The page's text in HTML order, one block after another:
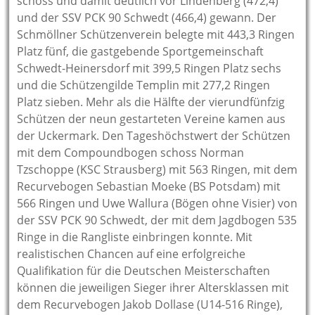
und der SSV PCK 90 Schwedt (466,4) gewann. Der
Schmöllner Schützenverein belegte mit 443,3 Ringen
Platz fünf, die gastgebende Sportgemeinschaft
Schwedt-Heinersdorf mit 399,5 Ringen Platz sechs
und die Schützengilde Templin mit 277,2 Ringen
Platz sieben. Mehr als die Hälfte der vierundfünfzig
Schützen der neun gestarteten Vereine kamen aus
der Uckermark. Den Tageshöchstwert der Schützen
mit dem Compoundbogen schoss Norman
Tzschoppe (KSC Strausberg) mit 563 Ringen, mit dem
Recurvebogen Sebastian Moeke (BS Potsdam) mit
566 Ringen und Uwe Wallura (Bögen ohne Visier) von
der SSV PCK 90 Schwedt, der mit dem Jagdbogen 535
Ringe in die Rangliste einbringen konnte. Mit
realistischen Chancen auf eine erfolgreiche
Qualifikation für die Deutschen Meisterschaften
können die jeweiligen Sieger ihrer Altersklassen mit
dem Recurvebogen Jakob Dollase (U14-516 Ringe),